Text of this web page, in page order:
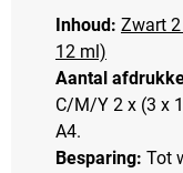
Inhoud: Zwart
12 ml)
Aantal
C/M/Y 2 x (3 x
A4.
Besparing: Tot